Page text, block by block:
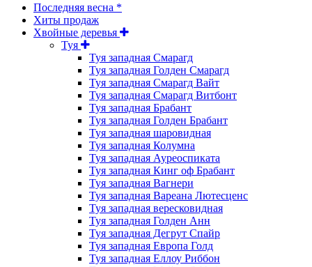
Последняя весна *
Хиты продаж
Хвойные деревья
Туя
Туя западная Смарагд
Туя западная Голден Смарагд
Туя западная Смарагд Вайт
Туя западная Смарагд Витбонт
Туя западная Брабант
Туя западная Голден Брабант
Туя западная шаровидная
Туя западная Колумна
Туя западная Ауреоспиката
Туя западная Кинг оф Брабант
Туя западная Вагнери
Туя западная Вареана Лютесценс
Туя западная вересковидная
Туя западная Голден Анн
Туя западная Дегрут Спайр
Туя западная Европа Голд
Туя западная Еллоу Риббон